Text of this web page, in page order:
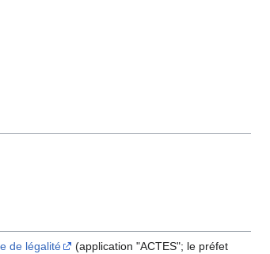
de légalité
(application "ACTES"; le préfet